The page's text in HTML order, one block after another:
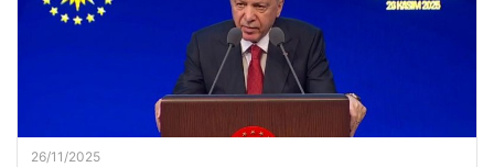
26/11/2025